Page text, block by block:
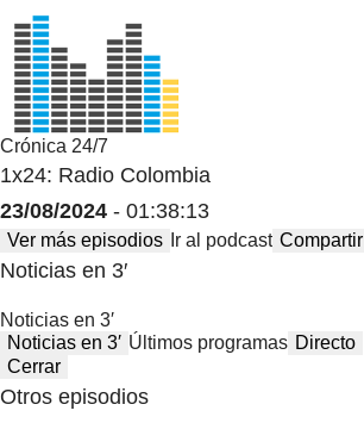
Crónica 24/7
1x24: Radio Colombia
23/08/2024 - 01:38:13
Ver más episodios Ir al podcast Compartir
Noticias en 3′
Noticias en 3′
Noticias en 3′ Últimos programas Directo
Cerrar
Otros episodios